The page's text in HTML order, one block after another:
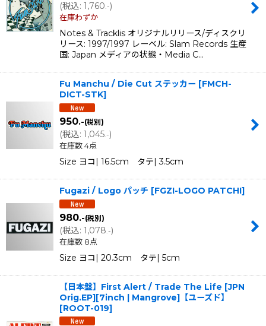
(税込: 1,760.-)
在庫わずか
Notes & Tracklis オリジナルリリース/ディスクリ
リース: 1997/1997 レーベル: Slam Records 生産
国: Japan メディアの状態・Media C…
Fu Manchu / Die Cut ステッカー [FMCH-
DICT-STK]
950.-(税別)
(税込: 1,045 .-)
在庫数 4点
Size ヨコ| 16.5cm タテ| 3.5cm
Fugazi / Logo パッチ [FGZI-LOGO PATCHI]
980.-(税別)
(税込: 1,078 .-)
在庫数 8点
Size ヨコ| 20.3cm タテ| 5cm
【日本盤】First Alert / Trade The Life [JPN
Orig.EP][7inch | Mangrove]【ユーズド】
[ROOT-019]